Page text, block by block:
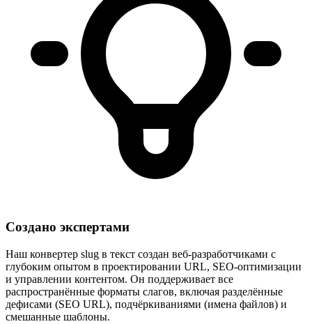
Создано экспертами
Наш конвертер slug в текст создан веб-разработчиками с
глубоким опытом в проектировании URL, SEO-оптимизации
и управлении контентом. Он поддерживает все
распространённые форматы слагов, включая разделённые
дефисами (SEO URL), подчёркиваниями (имена файлов) и
смешанные шаблоны.